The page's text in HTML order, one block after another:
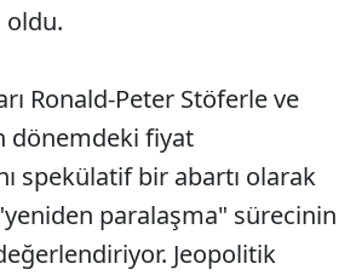
oldu.
Ronald-Peter Stöferle ve
dönemdeki fiyat
spekülatif bir abartı olarak
paralaşma" sürecinin
Jeopolitik